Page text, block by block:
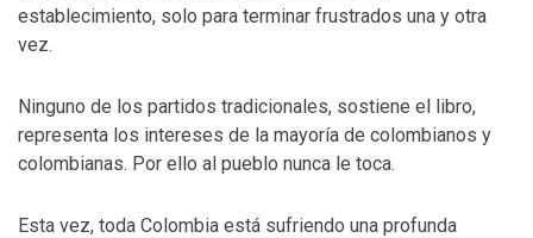
establecimiento, solo para terminar frustrados una y otra
vez.
Ninguno de los partidos tradicionales, sostiene el libro,
representa los intereses de la mayoría de colombianos y
colombianas. Por ello al pueblo nunca le toca.
Esta vez, toda Colombia está sufriendo una profunda